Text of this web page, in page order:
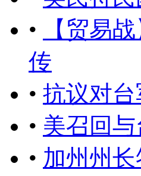
•
【贸易
传
• 抗议对
• 美召回
• 加州州